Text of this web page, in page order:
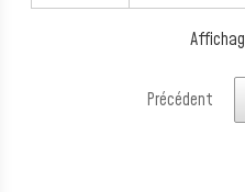
Précédent